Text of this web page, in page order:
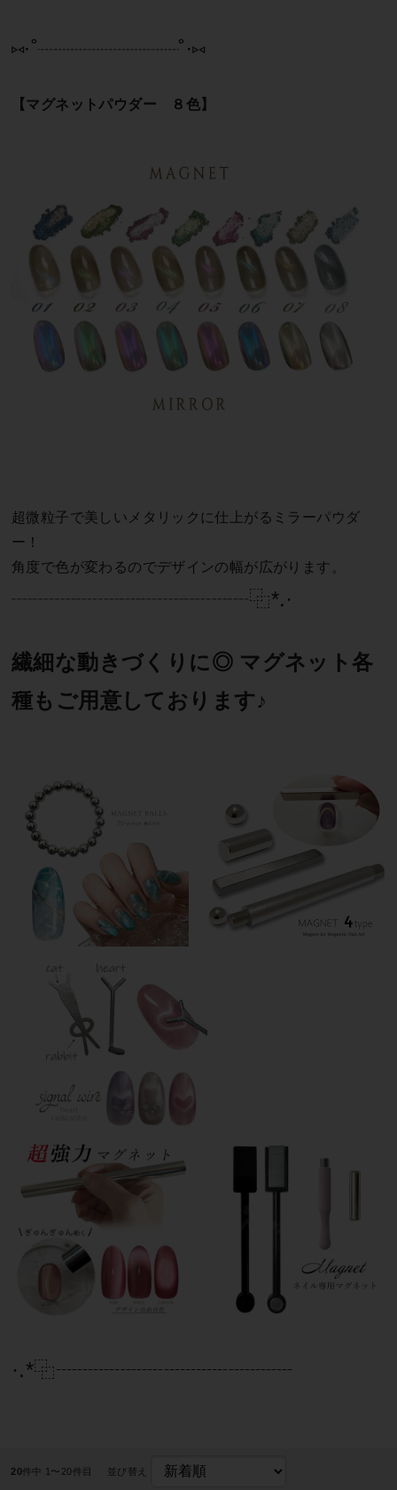
⑅∙˚┈┈┈┈┈┈┈┈┈┈┈˚∙⑅
【マグネットパウダー ８色】
超微粒子で美しいメタリックに仕上がるミラーパウダ
ー！
角度で色が変わるのでデザインの幅が広がります。
┈┈┈┈┈┈┈┈┈┈┈⿻*.·
繊細な動きづくりに◎ マグネット各
種もご用意しております♪
·.*⿻┈┈┈┈┈┈┈┈┈┈┈
20件中 1〜20件目 並び替え